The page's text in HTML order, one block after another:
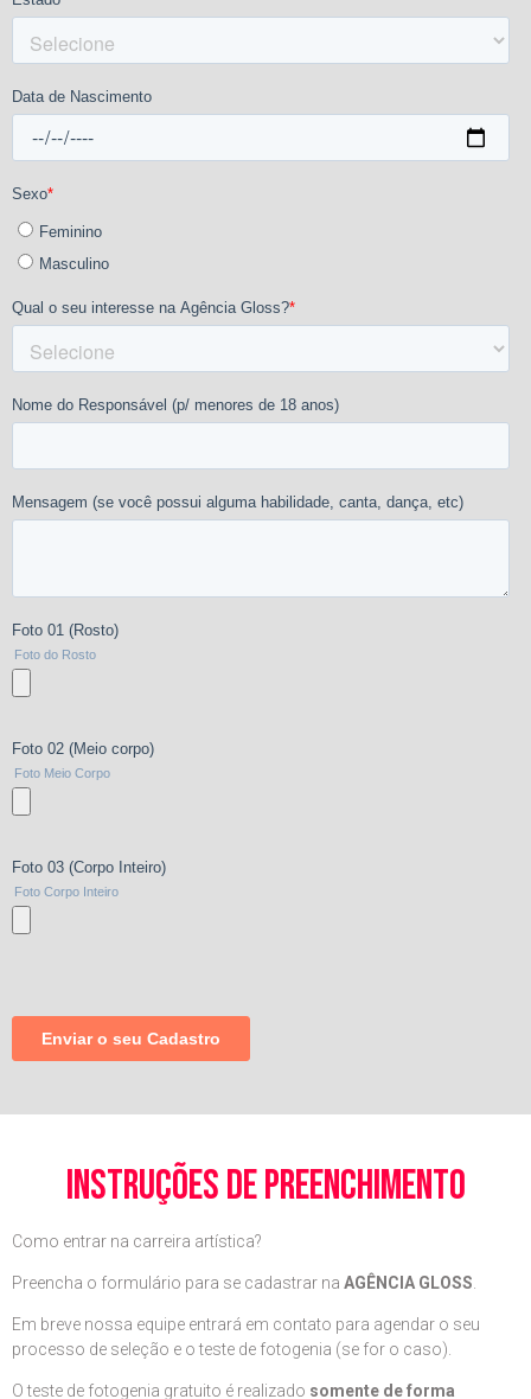
instruções de preenchimento
Como entrar na carreira artística?
Preencha o formulário para se cadastrar na AGÊNCIA GLOSS
Em breve nossa equipe entrará em contato para agendar o seu
processo de seleção e o teste de fotogenia (se for o caso).
O teste de fotogenia gratuito é realizado somente de forma